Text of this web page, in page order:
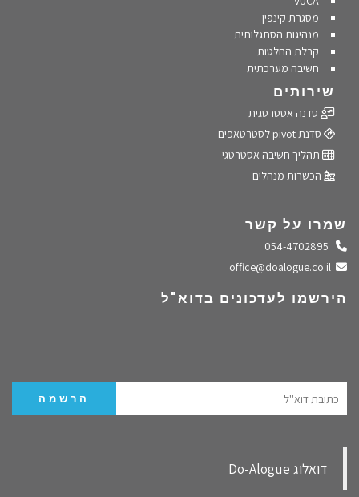
מסגרת קינפין
מנהיגות הסתגלותית
קבלת החלטות
חשיבה מערכתית
שירותים
סדנה אסטרטגית
סדנת pivot לסטרטאפים
תהליך חשיבה אסטרטגי
הכשרות מנהלים
שמרו על קשר
התקשרו אלינו
שלחו מייל
הירשמו לעדכונים בדוא"ל
‏דואלוג Do-Alogue‏